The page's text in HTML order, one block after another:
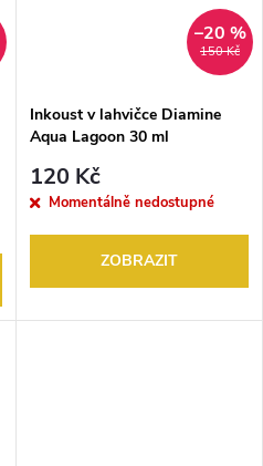
150 Kč
–20 %
Inkoust v lahvičce Diamine
Aqua Lagoon 30 ml
120 Kč
Momentálně nedostupné
ZOBRAZIT